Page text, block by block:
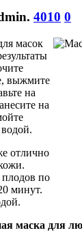
. 4010 0
масок
выжмите
на
на
отлично
плодов по
минут.
маска для